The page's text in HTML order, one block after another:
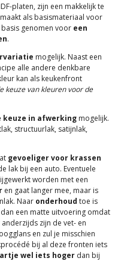
platen, zijn een makkelijk te
als basismateriaal voor
genomen voor een
.
mogelijk. Naast een
alle andere denkbare
kan als keukenfront
keuze van kleuren voor de
keuze in afwerking mogelijk.
structuurlak, satijnlak,
gevoeliger voor krassen
lak bij een auto. Eventuele
worden met een
en gaat langer mee, maar is
Naar onderhoud toe is
een matte uitvoering omdat
zijn de vet- en
en zul je misschien
bij al deze fronten iets
wel iets hoger dan bij